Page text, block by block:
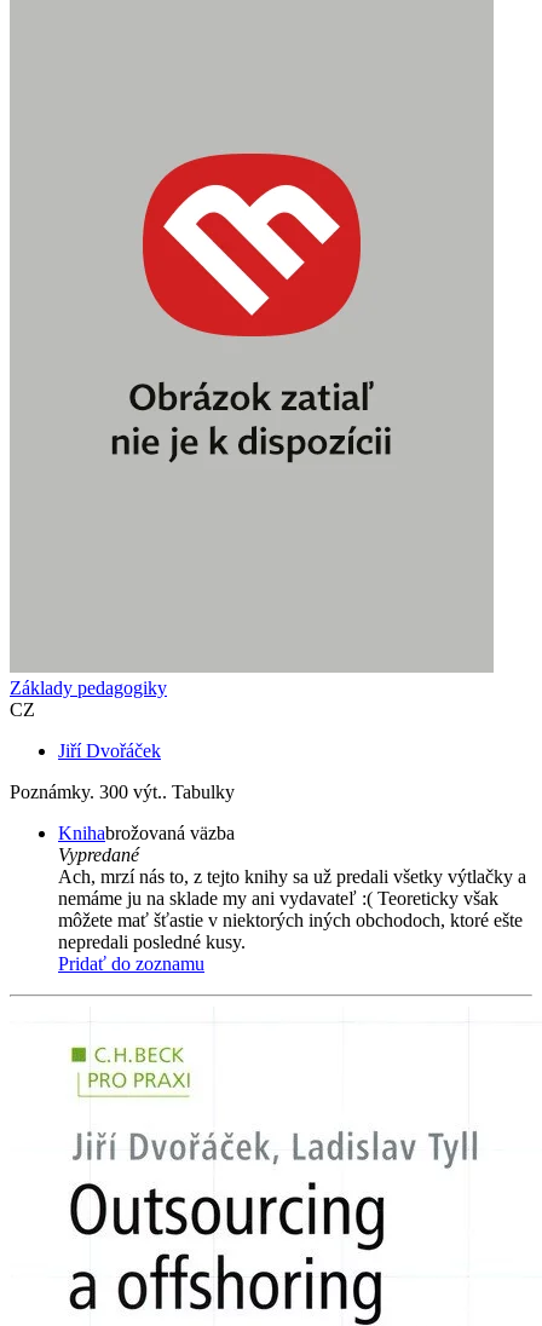
Základy pedagogiky
CZ
Jiří Dvořáček
Poznámky. 300 výt.. Tabulky
Knihabrožovaná väzba
Vypredané
Ach, mrzí nás to, z tejto knihy sa už predali všetky výtlačky a
nemáme ju na sklade my ani vydavateľ :( Teoreticky však
môžete mať šťastie v niektorých iných obchodoch, ktoré ešte
nepredali posledné kusy.
Pridať do zoznamu